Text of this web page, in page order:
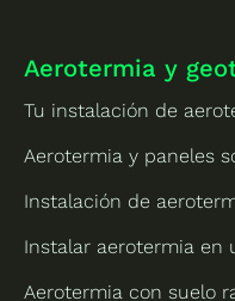
Aerotermia y
Tu instalación de
Aerotermia y paneles
Instalación de
Instalar aerotermia en
Aerotermia con suelo